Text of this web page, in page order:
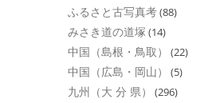
ふるさと古写真考(88)
みさき道の道塚 (14)
中国（島根・鳥取） (22)
中国（広島・岡山） (5)
九州（大 分 県） (296)